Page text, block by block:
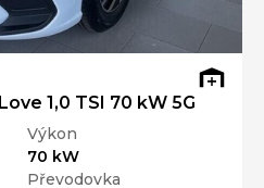
1,0 TSI 70 kW 5G
Výkon
70 kW
Převodovka